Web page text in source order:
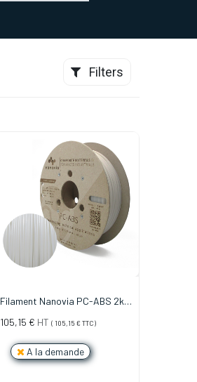
Filters
Filament Nanovia PC-ABS 2kg
105,15 € HT ( 105,15 € TTC)
A la demande